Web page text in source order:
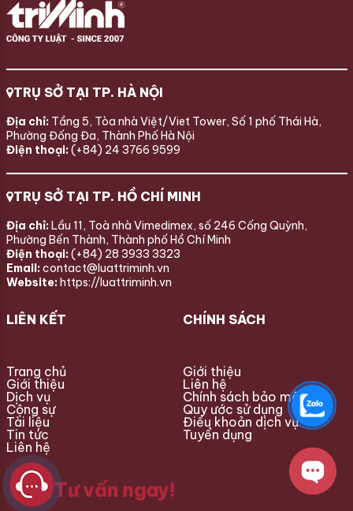
TRỤ SỞ TẠI TP. HÀ NỘI
Địa chỉ: Tầng 5, Tòa nhà Việt/Viet Tower, Số 1 phố Thái Hà,
Phường Đống Đa, Thành Phố Hà Nội
Điện thoại: (+84) 24 3766 9599
TRỤ SỞ TẠI TP. HỒ CHÍ MINH
Địa chỉ: Lầu 11, Toà nhà Vimedimex, số 246 Cống Quỳnh,
Phường Bến Thành, Thành phố Hồ Chí Minh
Điện thoại: (+84) 28 3933 3323
Email: contact@luattriminh.vn
Website: https://luattriminh.vn
LIÊN KẾT
Trang chủ
Giới thiệu
Dịch vụ
Cộng sự
Tài liệu
Tin tức
Liên hệ
CHÍNH SÁCH
Giới thiệu
Liên hệ
Chính sách bảo mật
Quy ước sử dụng
Điều khoản dịch vụ
Tuyển dụng
Tư vấn ngay!